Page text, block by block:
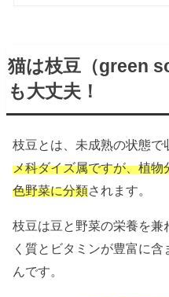
猫は枝豆（green
も大丈夫！
枝豆とは、未成熟の状態
メ科ダイズ属ですが、植
色野菜に分類されます。
枝豆は豆と野菜の栄養を兼
く質とビタミンが豊富に
んです。